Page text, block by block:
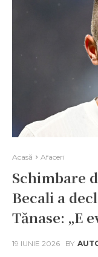
Acasă Afaceri
Schimbare
Becali a
Tănase: „E
19 IUNIE 2026 BY